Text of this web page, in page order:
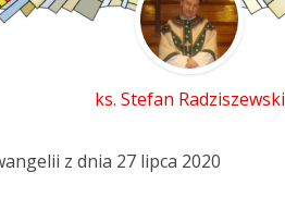
ks. Stefan Radziszewski
z dnia 27 lipca 2020